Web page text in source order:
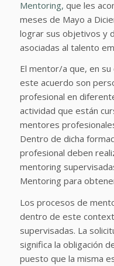
Mentoring, que les
meses de Mayo a
lograr sus objetivos y
asociadas al talento
El mentor/a que, en
este acuerdo son
profesional en
actividad que están
mentores
Dentro de dicha
profesional deben
mentoring
Mentoring para
Los procesos de
dentro de este
supervisadas. La
significa la obligación
puesto que la misma